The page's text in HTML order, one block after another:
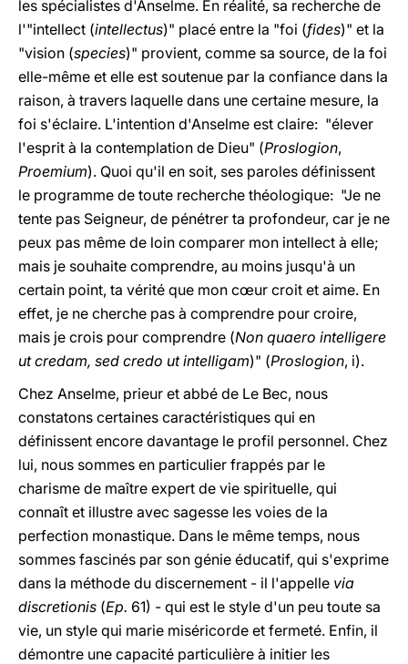
les spécialistes d'Anselme. En réalité, sa recherche de
l'"intellect (intellectus)" placé entre la "foi (fides)" et la
"vision (species)" provient, comme sa source, de la foi
elle-même et elle est soutenue par la confiance dans la
raison, à travers laquelle dans une certaine mesure, la
foi s'éclaire. L'intention d'Anselme est claire: "élever
l'esprit à la contemplation de Dieu" (Proslogion,
Proemium). Quoi qu'il en soit, ses paroles définissent
le programme de toute recherche théologique: "Je ne
tente pas Seigneur, de pénétrer ta profondeur, car je ne
peux pas même de loin comparer mon intellect à elle;
mais je souhaite comprendre, au moins jusqu'à un
certain point, ta vérité que mon cœur croit et aime. En
effet, je ne cherche pas à comprendre pour croire,
mais je crois pour comprendre (Non quaero intelligere
ut credam, sed credo ut intelligam)" (Proslogion, i).
Chez Anselme, prieur et abbé de Le Bec, nous
constatons certaines caractéristiques qui en
définissent encore davantage le profil personnel. Chez
lui, nous sommes en particulier frappés par le
charisme de maître expert de vie spirituelle, qui
connaît et illustre avec sagesse les voies de la
perfection monastique. Dans le même temps, nous
sommes fascinés par son génie éducatif, qui s'exprime
dans la méthode du discernement - il l'appelle via
discretionis (Ep. 61) - qui est le style d'un peu toute sa
vie, un style qui marie miséricorde et fermeté. Enfin, il
démontre une capacité particulière à initier les